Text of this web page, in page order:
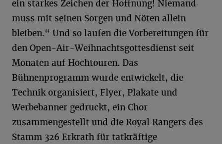
ein starkes Zeichen der Hoffnung! Niemand
muss mit seinen Sorgen und Nöten allein
bleiben.“ Und so laufen die Vorbereitungen für
den Open-Air-Weihnachtsgottesdienst seit
Monaten auf Hochtouren. Das
Bühnenprogramm wurde entwickelt, die
Technik organisiert, Flyer, Plakate und
Werbebanner gedruckt, ein Chor
zusammengestellt und die Royal Rangers des
Stamm 326 Erkrath für tatkräftige